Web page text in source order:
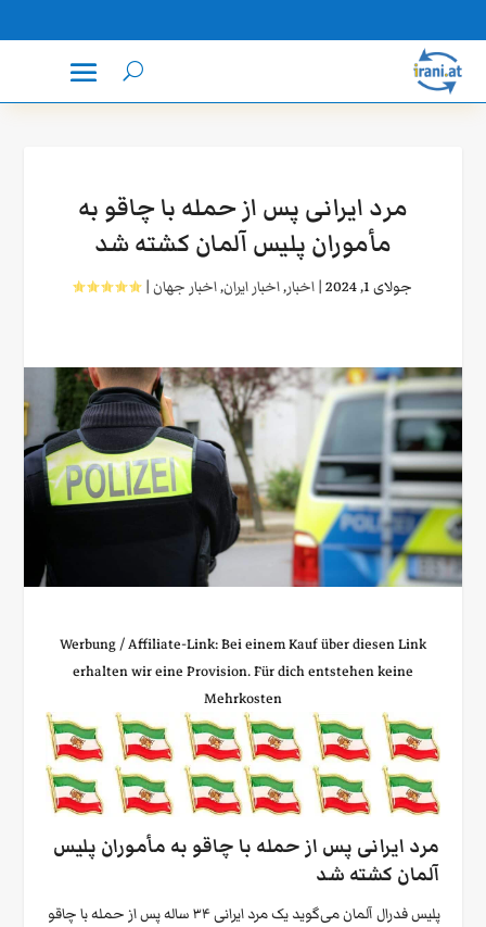
مرد ایرانی پس از حمله با چاقو به
مأموران پلیس آلمان کشته شد
جولای 1, 2024 |اخبار,اخبار ایران,اخبار جهان|
Werbung / Affiliate‑Link: Bei einem Kauf über diesen Link
erhalten wir eine Provision. Für dich entstehen keine
Mehrkosten
مرد ایرانی پس از حمله با چاقو به مأموران پلیس
آلمان کشته شد
پلیس فدرال آلمان می‌گوید یک مرد ایرانی ۳۴ ساله پس از حمله با چاقو